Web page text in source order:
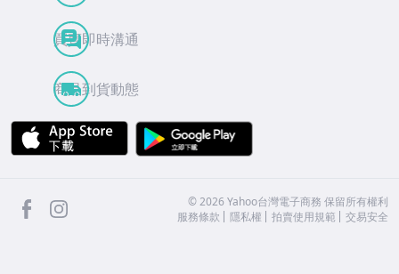
買賣即時溝通
商品到貨動態
APP Store
facebook ©2026 Yahoo台灣電子商務 保留所有權利
服務條款
隱私權 拍賣使用規範 交易安全